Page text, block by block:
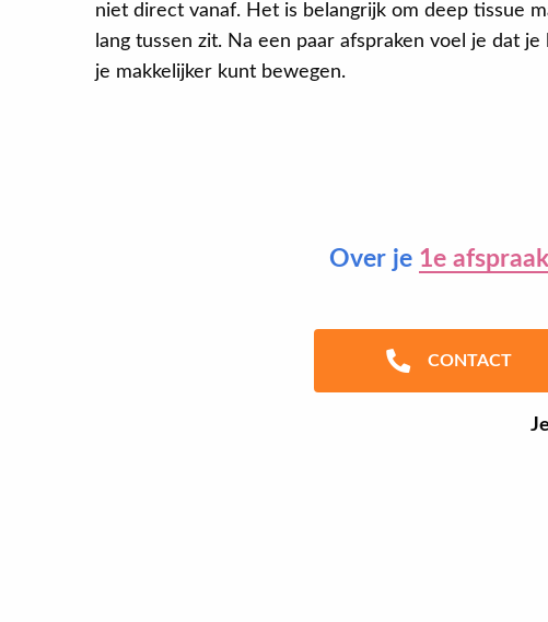
niet direct vanaf. Het is belangrijk om deep tissue
lang tussen zit. Na een paar afspraken voel je dat
je makkelijker kunt bewegen.
Over je 1e afspraak
CONTACT